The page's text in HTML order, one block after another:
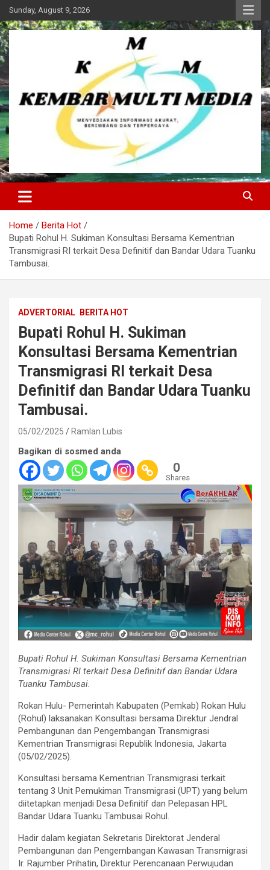
Skip
to
content
Sunday, August 9, 2026
Kembar Multi Media
Home
Berita Hot
Bupati Rohul H. Sukiman Konsultasi Bersama Kementrian
Transmigrasi RI terkait Desa Definitif dan Bandar Udara Tuanku
Tambusai.
ADVERTORIAL BERITA HOT
Bupati Rohul H. Sukiman
Konsultasi Bersama Kementrian
Transmigrasi RI terkait Desa
Definitif dan Bandar Udara Tuanku
Tambusai.
05/02/2025 Ramlan Lubis
Bagikan di sosmed anda
0
Shares
Bupati Rohul H. Sukiman Konsultasi Bersama Kementrian
Transmigrasi RI terkait Desa Definitif dan Bandar Udara
Tuanku Tambusai.
Rokan Hulu- Pemerintah Kabupaten (Pemkab) Rokan Hulu
(Rohul) laksanakan Konsultasi bersama Direktur Jendral
Pembangunan dan Pengembangan Transmigrasi
Kementrian Transmigrasi Republik Indonesia, Jakarta
(05/02/2025).
Konsultasi bersama Kementrian Transmigrasi terkait
tentang 3 Unit Pemukiman Transmigrasi (UPT) yang belum
diitetapkan menjadi Desa Definitif dan Pelepasan HPL
Bandar Udara Tuanku Tambusai Rohul.
Hadir dalam kegiatan Sekretaris Direktorat Jenderal
Pembangunan dan Pengembangan Kawasan Transmigrasi
Ir. Rajumber Prihatin, Direktur Perencanaan Perwujudan